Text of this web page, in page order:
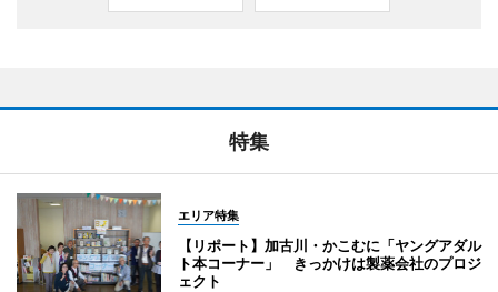
特集
エリア特集
【リポート】加古川・かこむに「ヤングアダル
ト本コーナー」 きっかけは製薬会社のプロジ
ェクト